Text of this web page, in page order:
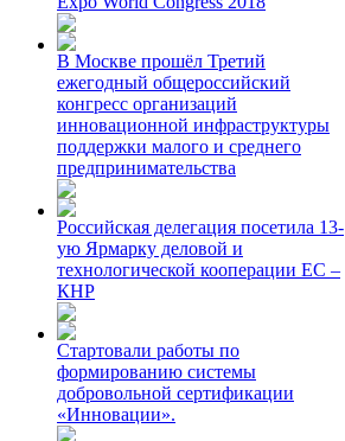
В Москве прошёл Третий
ежегодный общероссийский
конгресс организаций
инновационной инфраструктуры
поддержки малого и среднего
предпринимательства
Российская делегация посетила 13-
ую Ярмарку деловой и
технологической кооперации ЕС –
КНР
Стартовали работы по
формированию системы
добровольной сертификации
«Инновации».